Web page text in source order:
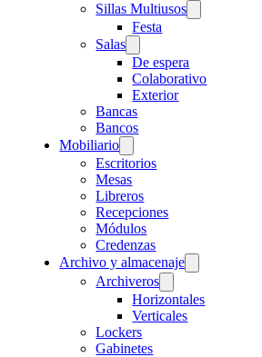
Sillas Multiusos
Festa
Salas
De espera
Colaborativo
Exterior
Bancas
Bancos
Mobiliario
Escritorios
Mesas
Libreros
Recepciones
Módulos
Credenzas
Archivo y almacenaje
Archiveros
Horizontales
Verticales
Lockers
Gabinetes